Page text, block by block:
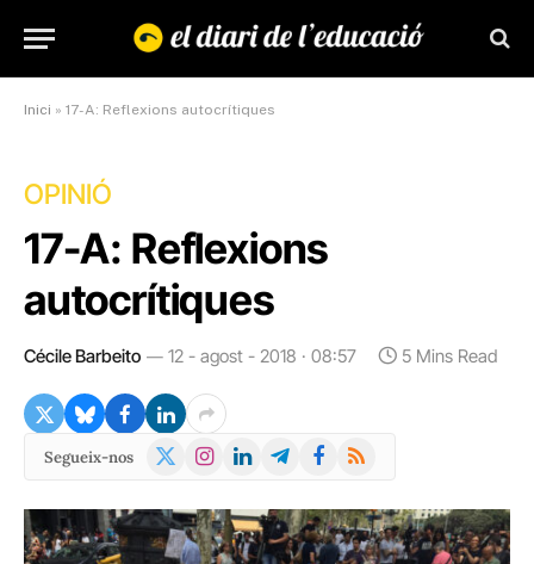
Inici » 17-A: Reflexions autocrítiques
OPINIÓ
17-A: Reflexions
autocrítiques
Cécile Barbeito 12 - agost - 2018 · 08:57 5 Mins Read
Segueix-nos
X
Instagram
LinkedInTelegramFacebook
RSS